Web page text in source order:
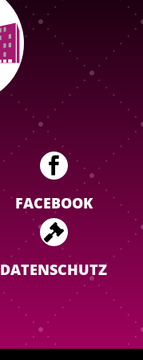

FACEBOOK

DATENSCHUTZ